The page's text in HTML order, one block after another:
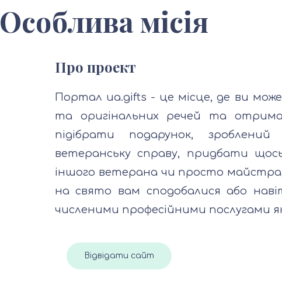
Особлива місія
Про проект
Портал ua.gifts - це місце, де ви
та оригінальних речей та
підібрати подарунок,
ветеранську справу, придбати
іншого ветерана чи просто майстра,
на свято вам сподобалися або
численими професійними послугами
Відвідати сайт